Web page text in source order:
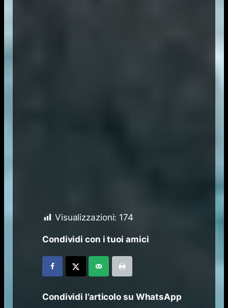
Visualizzazioni: 174
Condividi con i tuoi amici
Condividi l’articolo su WhatsApp